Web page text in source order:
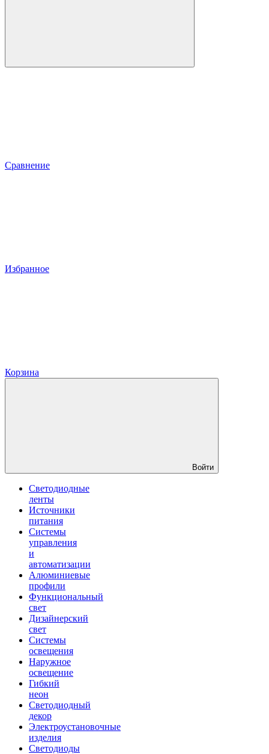
Сравнение
Избранное
Корзина
Войти
Светодиодные
ленты
Источники
питания
Системы
управления
и
автоматизации
Алюминиевые
профили
Функциональный
свет
Дизайнерский
свет
Системы
освещения
Наружное
освещение
Гибкий
неон
Светодиодный
декор
Электроустановочные
изделия
Светодиоды